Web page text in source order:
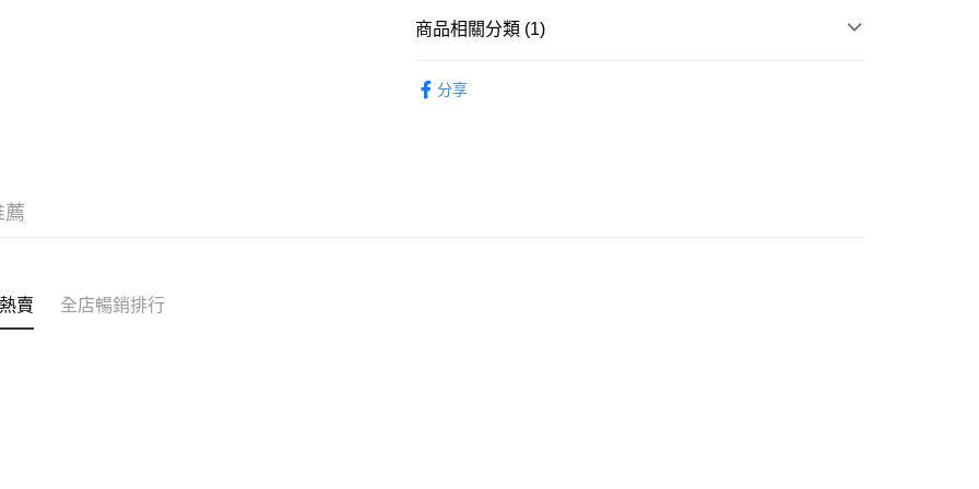
每筆HK$100.00，滿HK$500.00或以上免運費
商品相關分類 (1)
分享
薦
賣 全店暢銷排行